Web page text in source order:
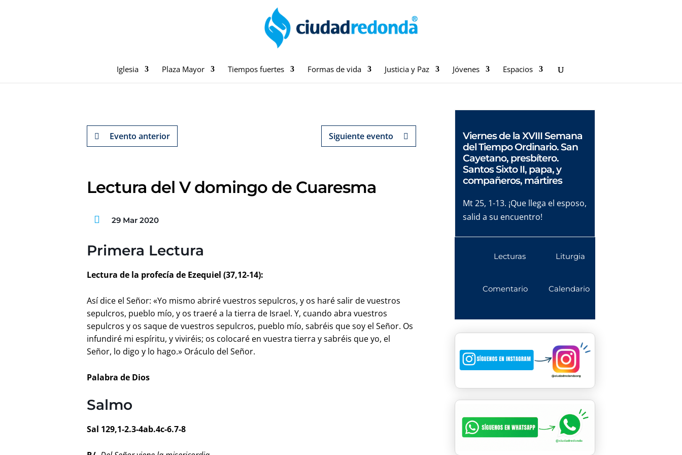
Iglesia Plaza Mayor Tiempos fuertes Formas de vida Justicia y Paz Jóvenes Espacios
Evento anterior Siguiente evento
Lectura del V domingo de Cuaresma
29 Mar 2020
Primera Lectura
Lectura de la profecía de Ezequiel (37,12-14):
Así dice el Señor: «Yo mismo abriré vuestros sepulcros, y os haré salir de vuestros
sepulcros, pueblo mío, y os traeré a la tierra de Israel. Y, cuando abra vuestros
sepulcros y os saque de vuestros sepulcros, pueblo mío, sabréis que soy el Señor. Os
infundiré mi espíritu, y viviréis; os colocaré en vuestra tierra y sabréis que yo, el
Señor, lo digo y lo hago.» Oráculo del Señor.
Palabra de Dios
Salmo
Sal 129,1-2.3-4ab.4c-6.7-8
Viernes de la XVIII Semana
del Tiempo Ordinario. San
Cayetano, presbítero.
Santos Sixto II, papa, y
compañeros, mártires
Mt 25, 1-13. ¡Que llega el esposo,
salid a su encuentro!
Lecturas
Comentario
Liturgia
Calendario